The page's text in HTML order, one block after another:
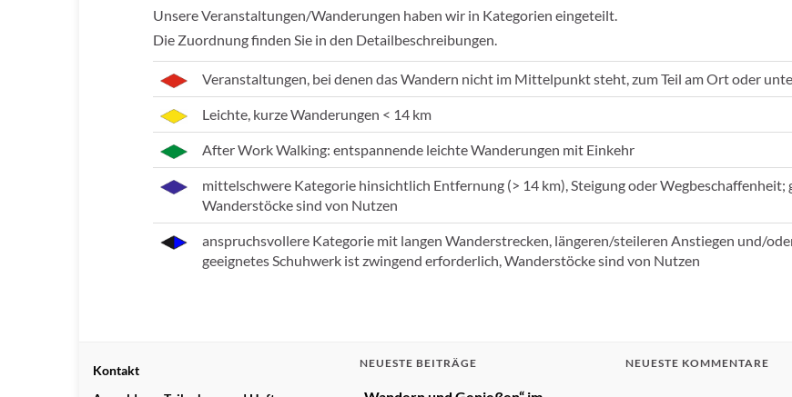
Unsere Veranstaltungen/Wanderungen haben wir in Kategorien eingeteilt.
Die Zuordnung finden Sie in den Detailbeschreibungen.
Veranstaltungen, bei denen das Wandern nicht im Mittelpunkt steht, zum Teil am Ort oder
Leichte, kurze Wanderungen < 14 km
After Work Walking: entspannende leichte Wanderungen mit Einkehr
mittelschwere Kategorie hinsichtlich Entfernung (> 14 km), Steigung oder Wegbeschaffenheit;
Wanderstöcke sind von Nutzen
anspruchsvollere Kategorie mit langen Wanderstrecken, längeren/steileren Anstiegen und/
geeignetes Schuhwerk ist zwingend erforderlich, Wanderstöcke sind von Nutzen
Kontakt
NEUESTE BEITRÄGE NEUESTE KOMMENTARE